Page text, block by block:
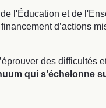
l'Éducation et de
d’actions
des difficultés
qui s’échelonne